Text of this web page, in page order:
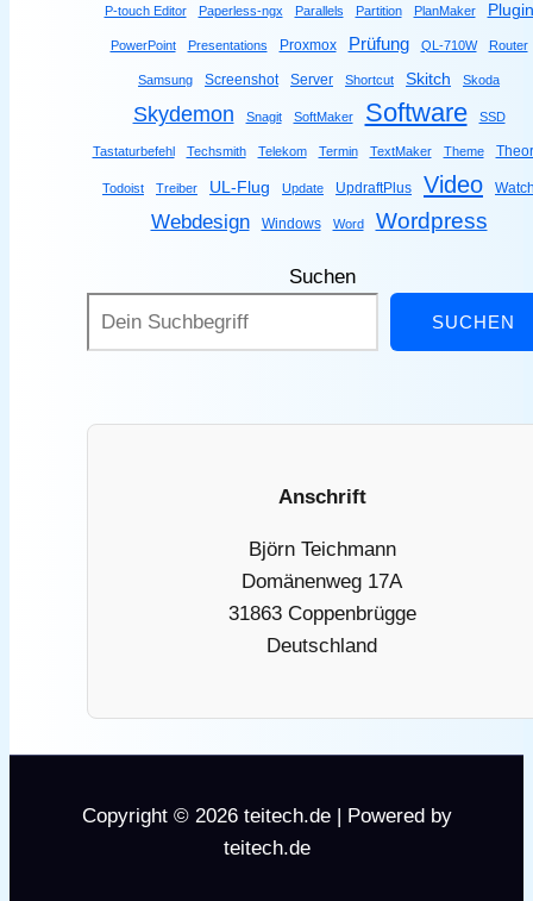
P-touch Editor Paperless-ngx Parallels Partition PlanMaker Plugin
PowerPoint Presentations Proxmox Prüfung QL-710W Router
Samsung Screenshot Server Shortcut Skitch Skoda
Skydemon Snagit SoftMaker Software SSD
Tastaturbefehl Techsmith Telekom Termin TextMaker Theme
Todoist Treiber UL-Flug Update UpdraftPlus Video
Webdesign Windows Word Wordpress
Suchen
SUCHEN
Anschrift
Björn Teichmann
Domänenweg 17A
31863 Coppenbrügge
Deutschland
Copyright © 2026 teitech.de | Powered by
teitech.de